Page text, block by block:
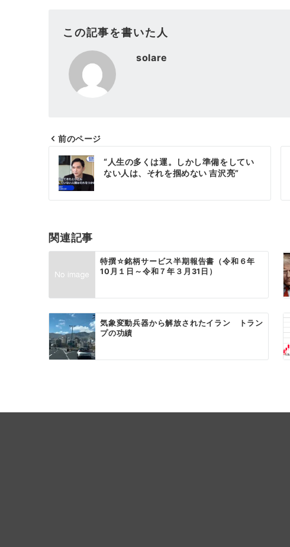
この記事を書いた人
solare
投
稿
ナ
ゲ
ー
シ
ョ
ン
前のページ
“人生の多くは運。しかし準備をしてい
ない人は、それを掴めない 吉沢亮”
関連記事
特撰☆銘柄サービス半期報告書（令和６年
10月１日～令和７年３月31日）
気象変動兵器から解放されたイラン トラン
プの功績